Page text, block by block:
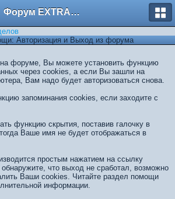
Форум EXTRACTOR.ru
Авторизация и Выход из форума
на форуме, Вы можете установить функцию
через cookies, а если Вы зашли на
Вам надо будет авторизоваться снова.
запоминания cookies, если заходите с
функцию скрытия, поставив галочку в
Ваше имя не будет отображаться в
простым нажатием на ссылку
что выход не сработал, возможно
Ваши cookies. Читайте раздел помощи
информации.